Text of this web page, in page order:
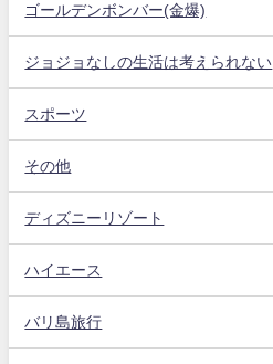
ゴールデンボンバー(金爆)
ジョジョなしの生活は考えられない
スポーツ
その他
ディズニーリゾート
ハイエース
バリ島旅行